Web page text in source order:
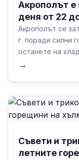
Акрополът е
деня от 22
летните
Акрополът се
г. поради силни
останете на
→
Съвети и
летните